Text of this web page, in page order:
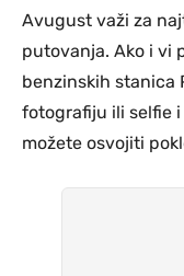
Avugust važi za
putovanja. Ako i vi
benzinskih stanica
fotografiju ili selfie
možete osvojiti